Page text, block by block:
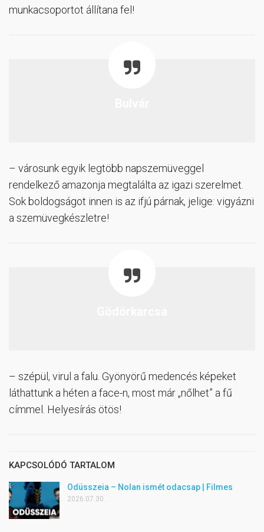
munkacsoportot állítana fel!
– városunk egyik legtöbb napszemüveggel
rendelkező amazonja megtalálta az igazi szerelmet.
Sok boldogságot innen is az ifjú párnak, jelige: vigyázni
a szemüvegkészletre!
– szépül, virul a falu. Gyönyörű medencés képeket
láthattunk a héten a face-n, most már „nőlhet” a fű
címmel. Helyesírás ötös!
KAPCSOLÓDÓ TARTALOM
Odüsszeia – Nolan ismét odacsap | Filmes
2026.07.30.